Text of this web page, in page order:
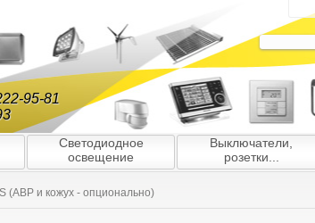
95-81
(АВР и кожух - опционально)
Светодиодное
освещение
Выключатели,
розетки...